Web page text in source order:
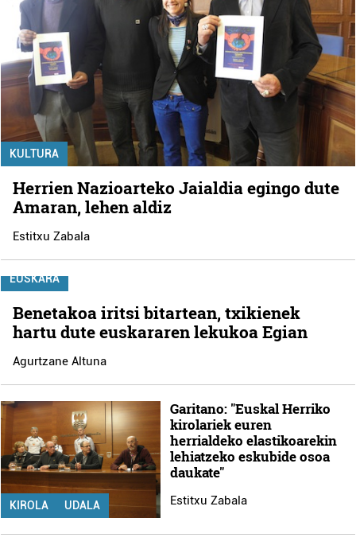
KULTURA
Herrien Nazioarteko Jaialdia egingo dute
Amaran, lehen aldiz
Estitxu Zabala
EUSKARA
Benetakoa iritsi bitartean, txikienek
hartu dute euskararen lekukoa Egian
Agurtzane Altuna
KIROLA UDALA
Garitano: "Euskal Herriko
kirolariek euren
herrialdeko elastikoarekin
lehiatzeko eskubide osoa
daukate"
Estitxu Zabala